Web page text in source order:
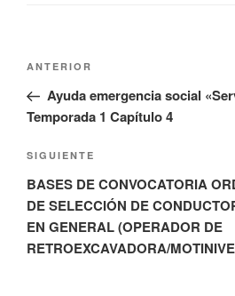
Navegación
entradas
Entrada
anterior:
ANTERIOR
Ayuda emergencia social
Temporada 1 Capítulo 4
Siguiente
entrada
SIGUIENTE
BASES DE CONVOCATORIA
DE SELECCIÓN DE
EN GENERAL (OPERADOR DE
RETROEXCAVADORA/